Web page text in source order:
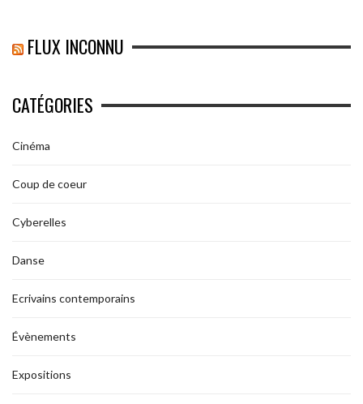
FLUX INCONNU
CATÉGORIES
Cinéma
Coup de coeur
Cyberelles
Danse
Ecrivains contemporains
Évènements
Expositions